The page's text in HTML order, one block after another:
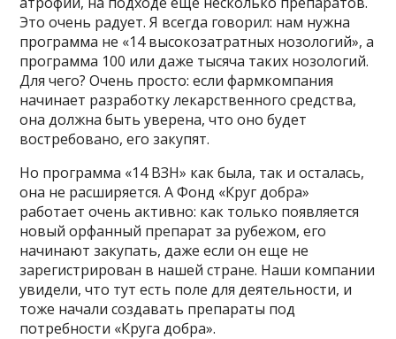
Это очень радует. Я всегда говорил: нам нужна
программа не «14 высокозатратных нозологий», а
программа 100 или даже тысяча таких нозологий.
Для чего? Очень просто: если фармкомпания
начинает разработку лекарственного средства,
она должна быть уверена, что оно будет
востребовано, его закупят.
Но программа «14 ВЗН» как была, так и осталась,
она не расширяется. А Фонд «Круг добра»
работает очень активно: как только появляется
новый орфанный препарат за рубежом, его
начинают закупать, даже если он еще не
зарегистрирован в нашей стране. Наши компании
увидели, что тут есть поле для деятельности, и
тоже начали создавать препараты под
потребности «Круга добра».